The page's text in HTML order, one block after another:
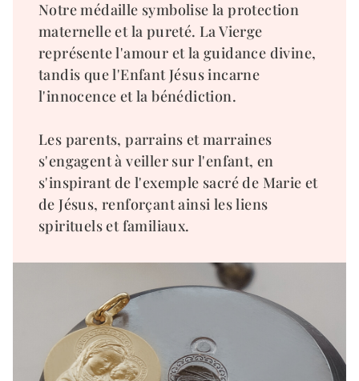
Notre médaille symbolise la protection
maternelle et la pureté. La Vierge
représente l'amour et la guidance divine,
tandis que l'Enfant Jésus incarne
l'innocence et la bénédiction.
Les parents, parrains et marraines
s'engagent à veiller sur l'enfant, en
s'inspirant de l'exemple sacré de Marie et
de Jésus, renforçant ainsi les liens
spirituels et familiaux.